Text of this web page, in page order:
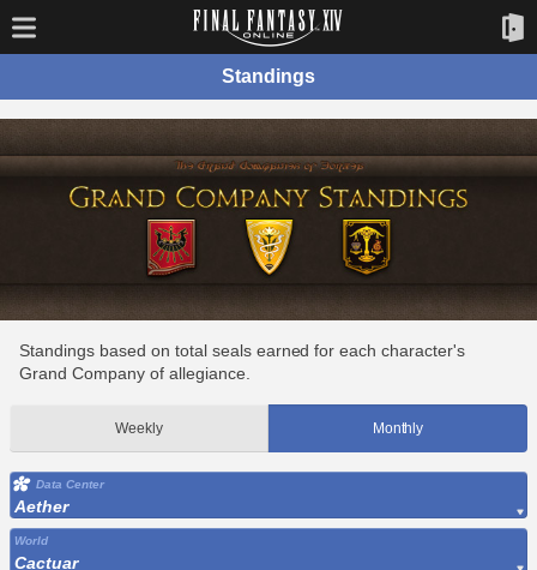
Standings
Standings based on total seals earned for each character's
Grand Company of allegiance.
Weekly Monthly
Data Center
Aether
World
Cactuar